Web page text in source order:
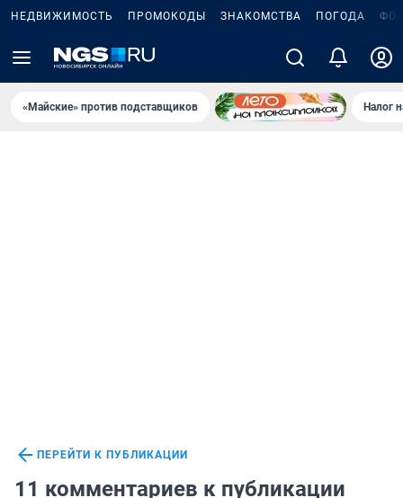
НЕДВИЖИМОСТЬ ПРОМОКОДЫ ЗНАКОМСТВА ПОГОДА
«Майские» против подставщиков Налог
ПЕРЕЙТИ К ПУБЛИКАЦИИ
11 комментариев к публикации